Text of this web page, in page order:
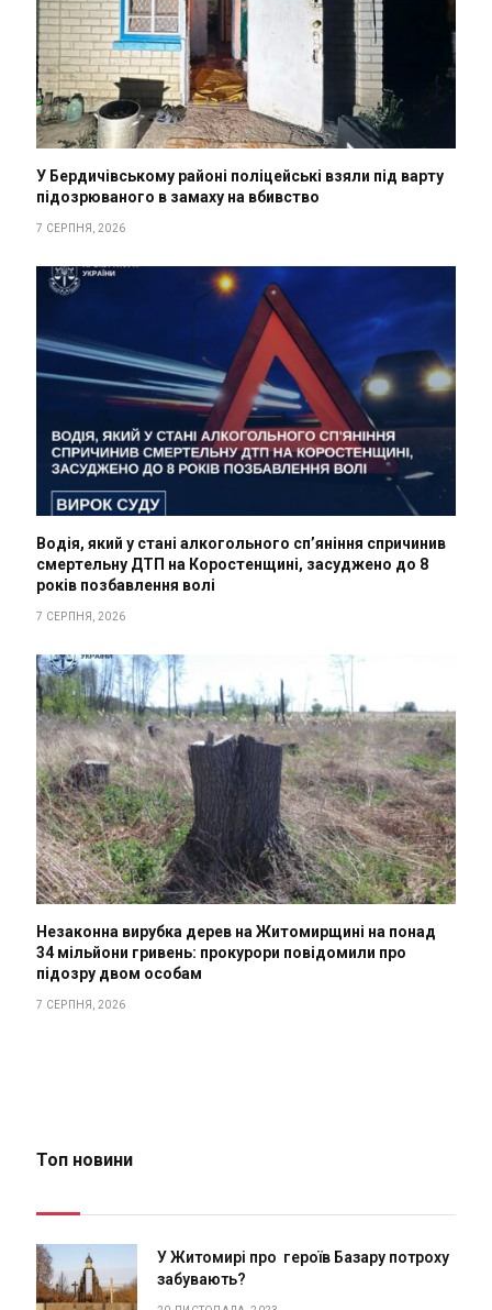
У Бердичівському районі поліцейські взяли під варту
підозрюваного в замаху на вбивство
7 СЕРПНЯ, 2026
Водія, який у стані алкогольного сп’яніння спричинив
смертельну ДТП на Коростенщині, засуджено до 8
років позбавлення волі
7 СЕРПНЯ, 2026
Незаконна вирубка дерев на Житомирщині на понад
34 мільйони гривень: прокурори повідомили про
підозру двом особам
7 СЕРПНЯ, 2026
Топ новини
У Житомирі про героїв Базару потроху
забувають?